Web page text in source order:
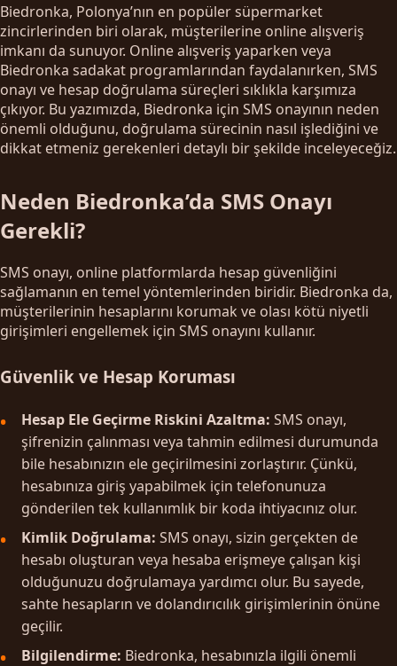
Biedronka, Polonya’nın en popüler süpermarket
zincirlerinden biri olarak, müşterilerine online alışveriş
imkanı da sunuyor. Online alışveriş yaparken veya
Biedronka sadakat programlarından faydalanırken, SMS
onayı ve hesap doğrulama süreçleri sıklıkla karşımıza
çıkıyor. Bu yazımızda, Biedronka için SMS onayının neden
önemli olduğunu, doğrulama sürecinin nasıl işlediğini ve
dikkat etmeniz gerekenleri detaylı bir şekilde inceleyeceğiz.
Neden Biedronka’da SMS Onayı
Gerekli?
SMS onayı, online platformlarda hesap güvenliğini
sağlamanın en temel yöntemlerinden biridir. Biedronka da,
müşterilerinin hesaplarını korumak ve olası kötü niyetli
girişimleri engellemek için SMS onayını kullanır.
Güvenlik ve Hesap Koruması
Hesap Ele Geçirme Riskini Azaltma: SMS onayı,
şifrenizin çalınması veya tahmin edilmesi durumunda
bile hesabınızın ele geçirilmesini zorlaştırır. Çünkü,
hesabınıza giriş yapabilmek için telefonunuza
gönderilen tek kullanımlık bir koda ihtiyacınız olur.
Kimlik Doğrulama: SMS onayı, sizin gerçekten de
hesabı oluşturan veya hesaba erişmeye çalışan kişi
olduğunuzu doğrulamaya yardımcı olur. Bu sayede,
sahte hesapların ve dolandırıcılık girişimlerinin önüne
geçilir.
Bilgilendirme: Biedronka, hesabınızla ilgili önemli